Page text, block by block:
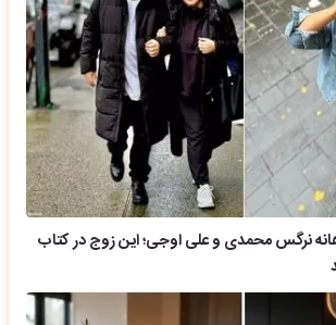
نرگس محمدی و علی اوجی؛ این زوج در کتاب